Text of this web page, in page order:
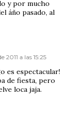
y por mucho
áño pasado, al
2011 a las 15:25
es espectacular!
de fiesta, pero
loca jaja.